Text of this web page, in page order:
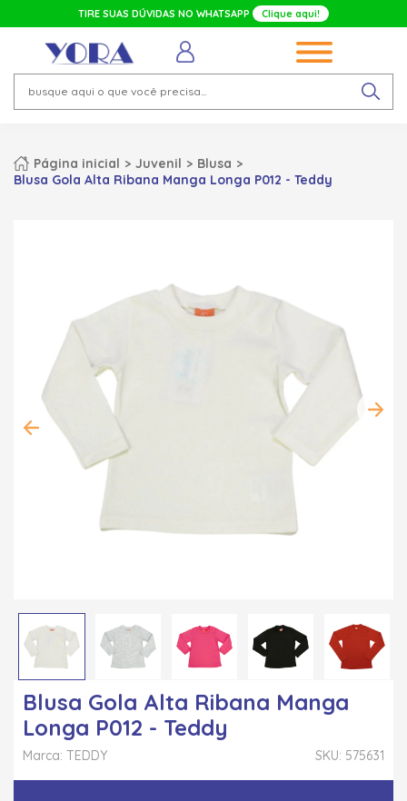
TIRE SUAS DÚVIDAS NO WHATSAPP Clique aqui!
Página inicial Juvenil
Blusa
Blusa Gola Alta Ribana Manga Longa P012 - Teddy
Blusa Gola Alta Ribana Manga
Longa P012 - Teddy
SKU: 575631
Marca: TEDDY